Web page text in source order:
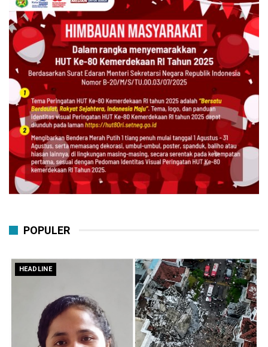
POPULER
HEADLINE